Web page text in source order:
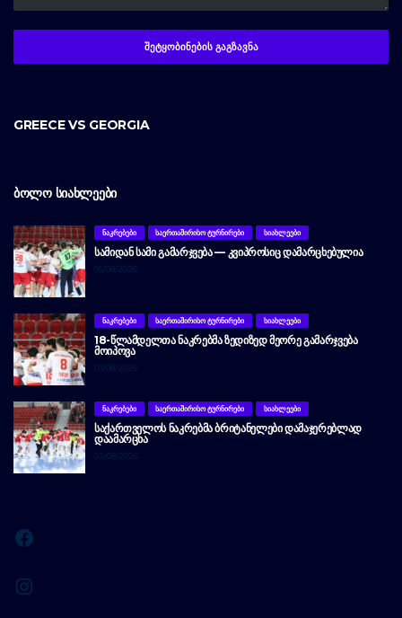
GREECE VS GEORGIA
ᲑᲝᲚᲝ ᲡᲘᲐᲮᲚᲔᲔᲑᲘ
ᲜᲐᲙᲠᲔᲑᲔᲑᲘ ᲡᲐᲔᲠᲗᲐᲨᲘᲠᲘᲡᲝ ᲢᲣᲠᲜᲘᲠᲔᲑᲘ ᲡᲘᲐᲮᲚᲔᲔᲑᲘ
ᲡᲐᲛᲘᲓᲐᲜ ᲡᲐᲛᲘ ᲒᲐᲛᲐᲠᲯᲕᲔᲑᲐ — ᲙᲕᲘᲞᲠᲝᲡᲘᲪ ᲓᲐᲛᲐᲠᲪᲮᲔᲑᲣᲚᲘᲐ
05/08/2026
ᲜᲐᲙᲠᲔᲑᲔᲑᲘ ᲡᲐᲔᲠᲗᲐᲨᲘᲠᲘᲡᲝ ᲢᲣᲠᲜᲘᲠᲔᲑᲘ ᲡᲘᲐᲮᲚᲔᲔᲑᲘ
18-ᲬᲚᲐᲛᲓᲔᲚᲗᲐ ᲜᲐᲙᲠᲔᲑᲛᲐ ᲖᲔᲓᲘᲖᲔᲓ ᲛᲔᲝᲠᲔ ᲒᲐᲛᲐᲠᲯᲕᲔᲑᲐ
ᲛᲝᲘᲞᲝᲕᲐ
03/08/2026
ᲜᲐᲙᲠᲔᲑᲔᲑᲘ ᲡᲐᲔᲠᲗᲐᲨᲘᲠᲘᲡᲝ ᲢᲣᲠᲜᲘᲠᲔᲑᲘ ᲡᲘᲐᲮᲚᲔᲔᲑᲘ
ᲡᲐᲥᲐᲠᲗᲕᲔᲚᲝᲡ ᲜᲐᲙᲠᲔᲑᲛᲐ ᲑᲠᲘᲢᲐᲜᲔᲚᲔᲑᲘ ᲓᲐᲛᲐᲯᲔᲠᲔᲑᲚᲐᲓ
ᲓᲐᲐᲛᲐᲠᲪᲮᲐ
02/08/2026
Facebook
Instagram